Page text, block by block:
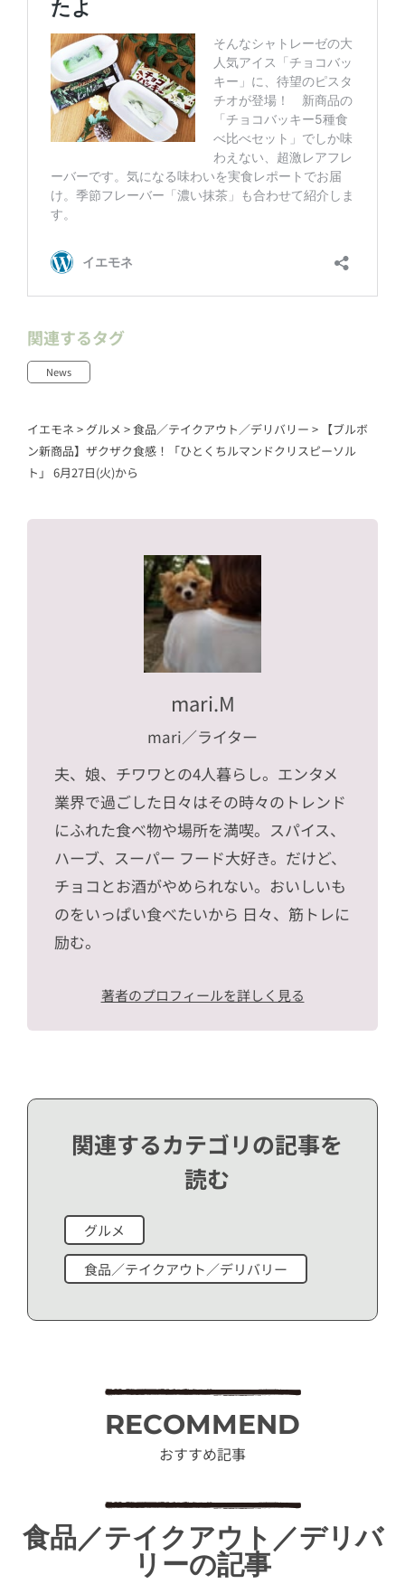
関連するタグ
News
イエモネ > グルメ >食品／テイクアウト／デリバリー > 【ブルボ
ン新商品】ザクザク食感！「ひとくちルマンドクリスピーソル
ト」 6月27日(火)から
mari.M
mari／ライター
夫、娘、チワワとの4人暮らし。エンタメ
業界で過ごした日々はその時々のトレンド
にふれた食べ物や場所を満喫。スパイス、
ハーブ、スーパー フード大好き。だけど、
チョコとお酒がやめられない。おいしいも
のをいっぱい食べたいから 日々、筋トレに
励む。
著者のプロフィールを詳しく見る
関連するカテゴリの記事を
読む
グルメ
食品／テイクアウト／デリバリー
RECOMMEND
おすすめ記事
食品／テイクアウト／デリバ
リーの記事